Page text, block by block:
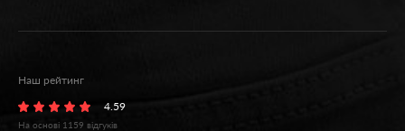
Наш рейтинг
4.59
На основі 1159 відгуків